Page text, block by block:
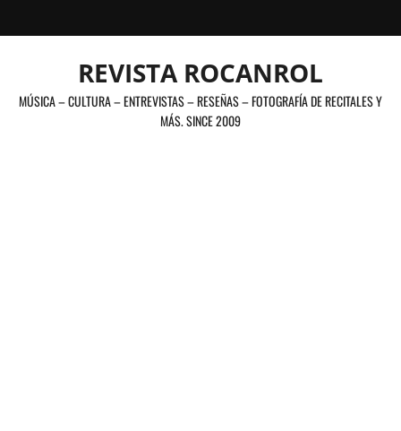
al
REVISTA ROCANROL
MÚSICA – CULTURA – ENTREVISTAS – RESEÑAS – FOTOGRAFÍA DE RECITALES Y
MÁS. SINCE 2009